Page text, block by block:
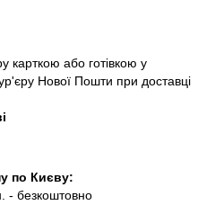
карткою або готівкою у
Нової Пошти при доставці
по Києву:
- безкоштовно